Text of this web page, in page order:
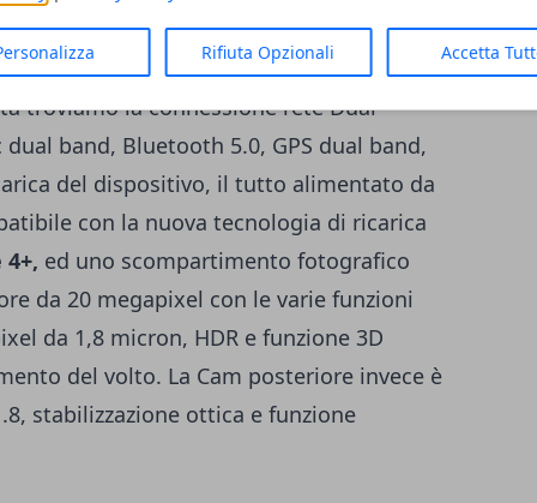
Rifiuta Opzionali Accetta
845basato sull'architettura Octa
6//8 GB di memoria RAM e 128 GB di
troviamo la connessione rete Dual
dual band, Bluetooth 5.0, GPS dual band,
del dispositivo, il tutto alimentato da
con la nuova tecnologia di ricarica
ed uno scompartimento fotografico
da 20 megapixel con le varie funzioni
da 1,8 micron, HDR e funzione 3D
del volto. La Cam posteriore invece è
stabilizzazione ottica e funzione